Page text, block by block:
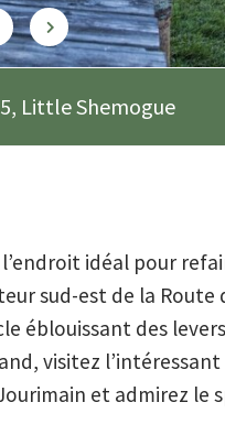
Little Shemogue
idéal pour
sud-est de la
éblouissant des
visitez l’intéressant
et admirez le